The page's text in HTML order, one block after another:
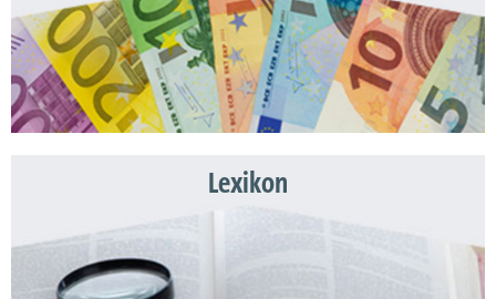
Lexikon